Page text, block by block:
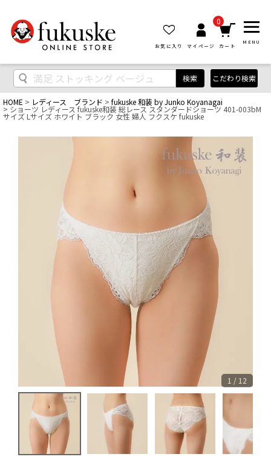
お気に入り マイページ
0
カート
MENU
検索 こだわり検索
HOME レディース ブランド fukuske 和装 by Junko Koyanagai
ショーツ レディース fukuske和装 総レース スタンダードショーツ 401-003bM
サイズ Lサイズ ホワイト ブラック 女性 婦人 フクスケ fukuske
1 / 12